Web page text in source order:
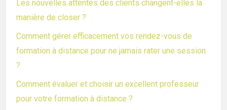
Les nouvelles attentes des clients changent-elles la
manière de closer ?
Comment gérer efficacement vos rendez-vous de
formation à distance pour ne jamais rater une session
?
Comment évaluer et choisir un excellent professeur
pour votre formation à distance ?